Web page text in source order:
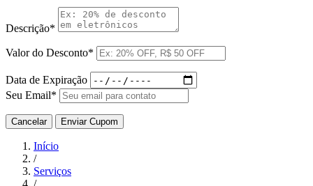
Descrição*
Valor do Desconto*
Data de Expiração
Seu Email*
Cancelar Enviar Cupom
Início
/
Serviços
/